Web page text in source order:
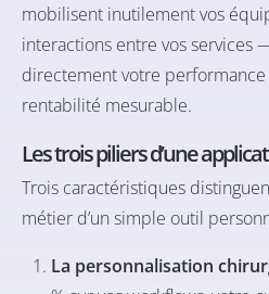
mobilisent inutilement vos
interactions entre vos services
directement votre
rentabilité mesurable.
Les trois piliers d’une
Trois caractéristiques
métier d’un simple outil
La personnalisation